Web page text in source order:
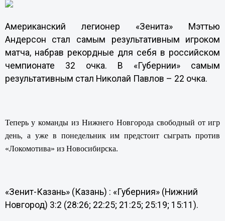
Американский легионер «Зенита» Мэттью
Андерсон стал самым результативным игроком
матча, набрав рекордные для себя в российском
чемпионате 32 очка. В «Губернии» самым
результативным стал Николай Павлов – 22 очка.
Теперь у команды из Нижнего Новгорода свободный от игр
день, а уже в понедельник им предстоит сыграть против
«Локомотива» из Новосибирска.
«Зенит-Казань» (Казань) : «Губерния» (Нижний
Новгород) 3:2 (28:26; 22:25; 21:25; 25:19; 15:11).